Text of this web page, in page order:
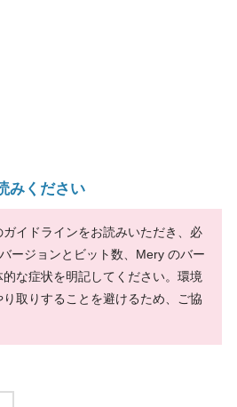
みください
イドラインをお読みいただき、必
ージョンとビット数、Mery のバー
な症状を明記してください。環境
取りすることを避けるため、ご協